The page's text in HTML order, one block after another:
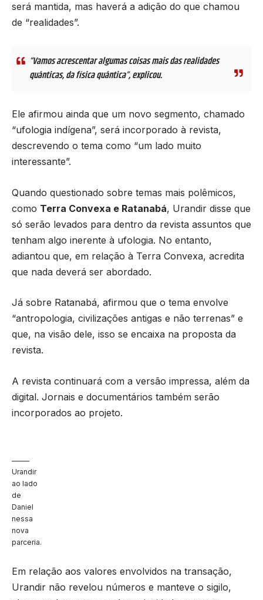
será mantida, mas haverá a adição do que chamou
de “realidades”.
“Vamos acrescentar algumas coisas mais das realidades
quânticas, da física quântica”, explicou.
Ele afirmou ainda que um novo segmento, chamado
“ufologia indígena”, será incorporado à revista,
descrevendo o tema como “um lado muito
interessante”.
Quando questionado sobre temas mais polêmicos,
como Terra Convexa e Ratanabá, Urandir disse que
só serão levados para dentro da revista assuntos que
tenham algo inerente à ufologia. No entanto,
adiantou que, em relação à Terra Convexa, acredita
que nada deverá ser abordado.
Já sobre Ratanabá, afirmou que o tema envolve
“antropologia, civilizações antigas e não terrenas” e
que, na visão dele, isso se encaixa na proposta da
revista.
A revista continuará com a versão impressa, além da
digital. Jornais e documentários também serão
incorporados ao projeto.
Urandir
ao lado
de
Daniel
nessa
nova
parceria.
Em relação aos valores envolvidos na transação,
Urandir não revelou números e manteve o sigilo,